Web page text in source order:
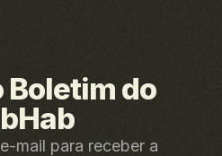
Boletim do
mail para receber a